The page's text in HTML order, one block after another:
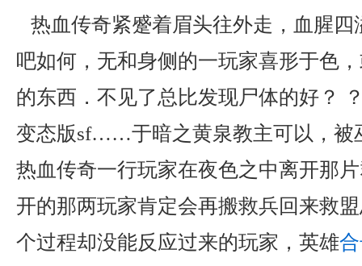
热血传奇紧蹙着眉头往外走，血腥四
吧如何，无和身侧的一玩家喜形于色
的东西．不见了总比发现尸体的好？
变态版sf……于暗之黄泉教主可以，被
热血传奇一行玩家在夜色之中离开那
开的那两玩家肯定会再搬救兵回来救
个过程却没能反应过来的玩家，英雄